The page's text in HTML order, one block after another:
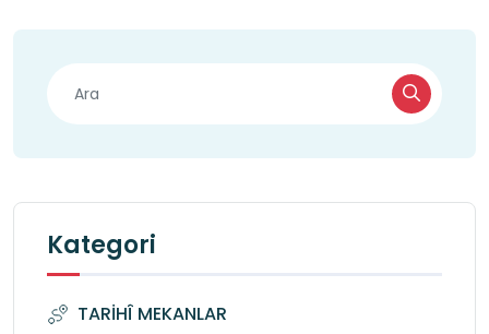
Kategori
TARİHÎ MEKANLAR